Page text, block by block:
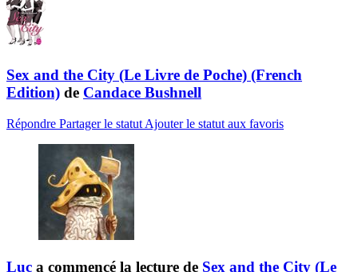
Sex and the City (Le Livre de Poche) (French
Edition) de Candace Bushnell
Répondre Partager le statut Ajouter le statut aux favoris
Luc a commencé la lecture de Sex and the City (Le